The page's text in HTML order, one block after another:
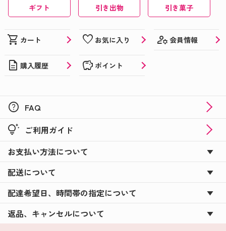
ギフト 引き出物 引き菓子
shopping_cart カート favorite お気に入り manage_accounts 会員情報
description 購入履歴 savings ポイント
help FAQ
tips_and_updates ご利用ガイド
お支払い方法について
配送について
配達希望日、時間帯の指定について
返品、キャンセルについて